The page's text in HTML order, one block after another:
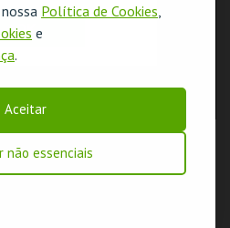
Política de Cookies
e
.
Aceitar
não essenciais
OK